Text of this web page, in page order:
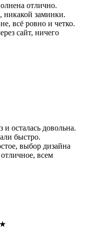
отлично.
заминки.
всё ровно и четко.
сайт, ничего
осталась довольна.
быстро.
выбор дизайна
всем
★